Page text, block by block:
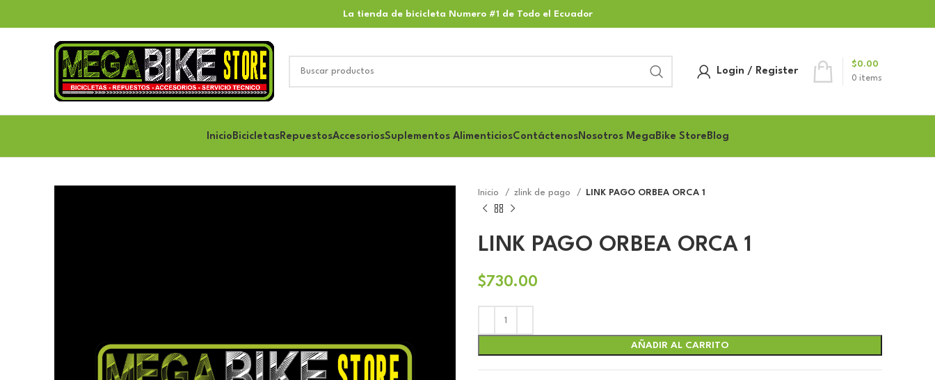
La tienda de bicicleta Numero #1 de Todo el Ecuador
Login / Register
0 items
$0.00
Inicio BicicletasRepuestosAccesoriosSuplementos AlimenticiosContáctenosNosotros MegaBike Store Blog
Inicio zlink de pago LINK PAGO ORBEA ORCA 1
LINK PAGO ORBEA ORCA 1
$730.00
AÑADIR AL CARRITO